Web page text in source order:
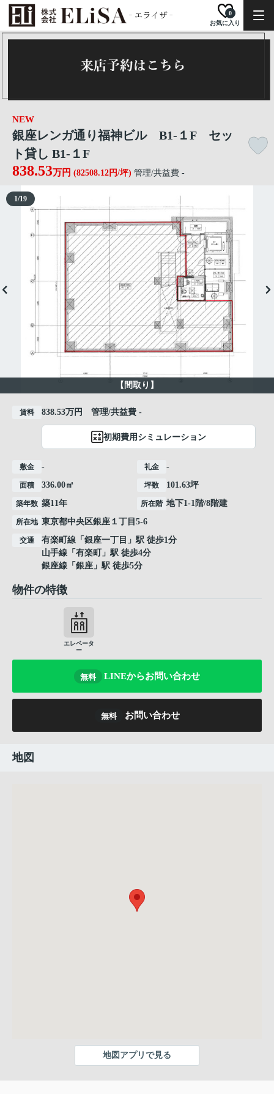
お気に入り
0
NEW
銀座レンガ通り福神ビル B1-１F セッ
ト貸し B1-１F
838.53万円 (82508.12円/坪) 管理/共益費 -
【間取り】
1/19
賃料 838.53万円 管理/共益費 -
初期費用シミュレーション
敷金 - 礼金 -
面積 336.00㎡ 坪数 101.63坪
築年数 築11年 所在階 地下1-1階/8階建
所在地 東京都中央区銀座 １丁目5-6
交通 有楽町線 「 銀座一丁目 」駅 徒歩1分
山手線 「 有楽町
」駅 徒歩4分
銀座線 「 銀座 」駅 徒歩5分
物件の特徴
エレベータ
ー
無料 LINEからお問い合わせ
無料 お問い合わせ
地図
地図アプリで見る